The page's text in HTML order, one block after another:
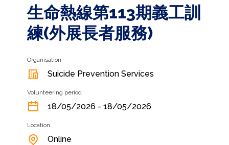
生命熱線第113期義工訓
練(外展長者服務)
Organisation
Suicide Prevention Services
Volunteering period
18/05/2026 - 18/05/2026
Location
Online